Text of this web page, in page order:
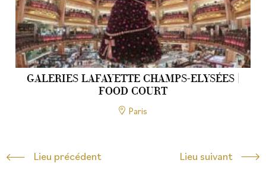
GALERIES LAFAYETTE CHAMPS-ELYSÉES |
FOOD COURT
Paris
Lieu précédent Lieu suivant